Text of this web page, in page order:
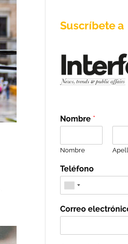
Suscríbete a
Nombre *
Nombre
Teléfono
Correo